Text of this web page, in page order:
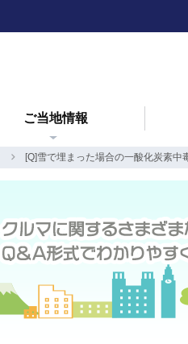
ご当地情報
[Q]雪で埋まった場合の一酸化炭素中